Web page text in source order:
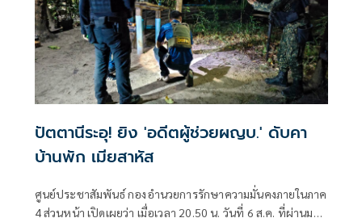
ปัตตานีระอุ! ยิง 'อดีตผู้ช่วยผญบ.' ดับคา
บ้านพัก เมียสาหัส
ศูนย์ประชาสัมพันธ์ กองอำนวยการรักษาความมั่นคงภายในภาค
4 ส่วนหน้า เปิดเผยว่า เมื่อเวลา 20.50 น. วันที่ 6 ส.ค. ที่ผ่านมา